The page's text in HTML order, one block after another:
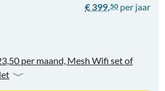
€ 399,50
per maand, Mesh Wifi set of